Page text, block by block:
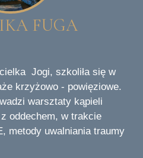
FUGA
Jogi, szkoliła się w
krzyżowo - powięziowe.
warsztaty kąpieli
oddechem, w trakcie
metody uwalniania traumy